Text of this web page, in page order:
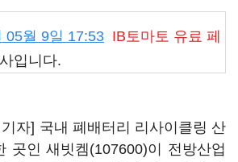
05월 9일 17:53 IB토마토 유료 페
입니다.
자] 국내 폐배터리 리사이클링 산
곳인새빗켐(107600)이 전방산업